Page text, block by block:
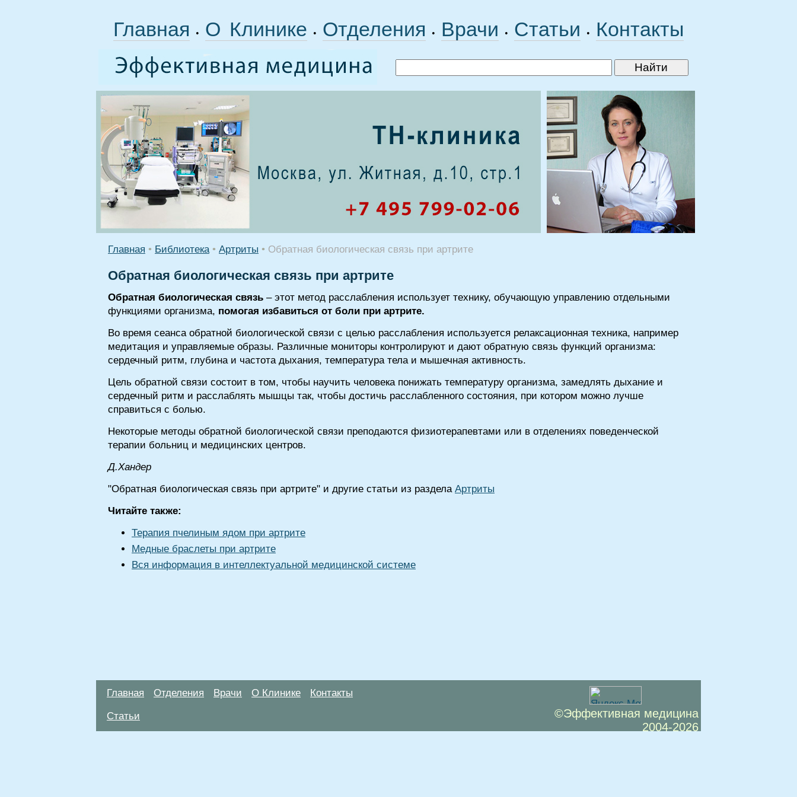
Главная • О Клинике • Отделения • Врачи • Статьи • Контакты
Главная • Библиотека • Артриты • Обратная биологическая связь при артрите
Обратная биологическая связь при артрите
Обратная биологическая связь – этот метод расслабления использует технику, обучающую управлению отдельными
функциями организма, помогая избавиться от боли при артрите.
Во время сеанса обратной биологической связи с целью расслабления используется релаксационная техника, например
медитация и управляемые образы. Различные мониторы контролируют и дают обратную связь функций организма:
сердечный ритм, глубина и частота дыхания, температура тела и мышечная активность.
Цель обратной связи состоит в том, чтобы научить человека понижать температуру организма, замедлять дыхание и
сердечный ритм и расслаблять мышцы так, чтобы достичь расслабленного состояния, при котором можно лучше
справиться с болью.
Некоторые методы обратной биологической связи преподаются физиотерапевтами или в отделениях поведенческой
терапии больниц и медицинских центров.
Д.Xaндep
"Обратная биологическая связь при артрите" и другие статьи из раздела Артриты
Читайте также:
Терапия пчелиным ядом при артрите
Медные браслеты при артрите
Вся информация в интеллектуальной медицинской системе
Главная Отделения Врачи О Клинике Контакты
Статьи
©Эффективная медицина
2004-2026